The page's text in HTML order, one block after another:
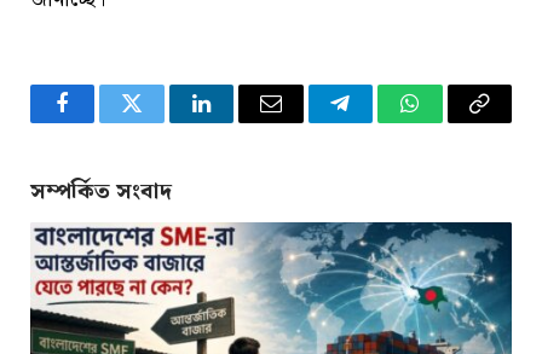
FacebookTwitter LinkedInEmail TelegramWhatsApp
Copy
সম্পর্কিত সংবাদ